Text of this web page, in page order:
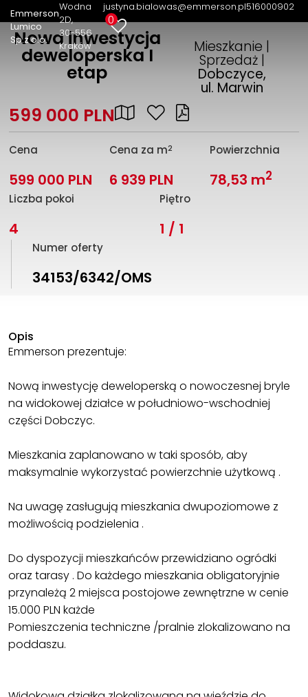
Emmerson
Lumico
Sp.z o.o.
Wodna
2D
30-556
Kraków
justyna.bialowas@emmerson.pl516000902
0
Nowa inwestycja
deweloperska I
etap
Mieszkanie |
Sprzedaż |
Dobczyce,
ul. Marwin
599 000 PLN
Cena
599 000 PLN
Cena za m2
6 939 PLN
Powierzchnia
78,53 m2
Liczba pokoi
4
Piętro
1 / 1
Numer oferty
34153/6342/OMS
Opis
Emmerson prezentuje:
Nową inwestycję deweloperską o nowoczesnej bryle
na widokowej działce w południowo-wschodniej
części Dobczyc.
Mieszkania zaplanowano w taki sposób, aby
maksymalnie wykorzystać powierzchnie użytkową .
Na uwagę zasługują mieszkania dwupoziomowe z
możliwością podzielenia .
Do dyspozycji mieszkańców przewidziano ogródki
oraz tarasy . Do każdego mieszkania obligatoryjnie
przynależą 2 miejsca postojowe zewnętrzne w cenie
15.000 PLN każde
Pomieszczenia techniczne /pralnie zlokalizowano na
poddaszu.